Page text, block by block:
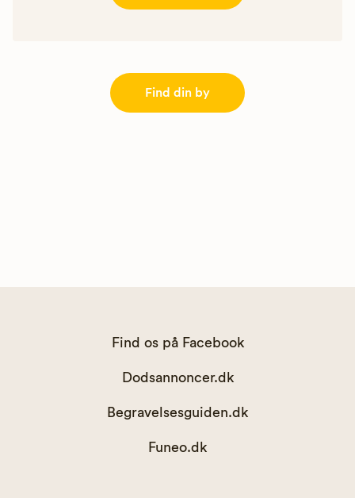
Find din by
Find os på Facebook
Dodsannoncer.dk
Begravelsesguiden.dk
Funeo.dk